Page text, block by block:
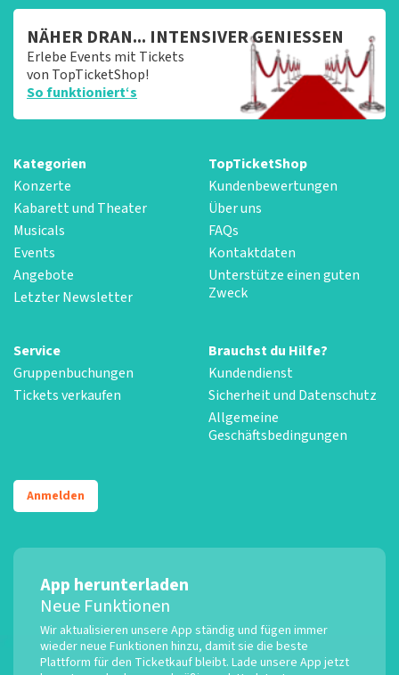
NÄHER DRAN... INTENSIVER GENIESSEN
Erlebe Events mit Tickets
von TopTicketShop!
So funktioniert‘s
Kategorien
Konzerte
Kabarett und Theater
Musicals
Events
Angebote
Letzter Newsletter
TopTicketShop
Kundenbewertungen
Über uns
FAQs
Kontaktdaten
Unterstütze einen guten
Zweck
Service
Gruppenbuchungen
Tickets verkaufen
Brauchst du Hilfe?
Kundendienst
Sicherheit und Datenschutz
Allgemeine
Geschäftsbedingungen
Anmelden
App herunterladen
Neue Funktionen
Wir aktualisieren unsere App ständig und fügen immer
wieder neue Funktionen hinzu, damit sie die beste
Plattform für den Ticketkauf bleibt. Lade unsere App jetzt